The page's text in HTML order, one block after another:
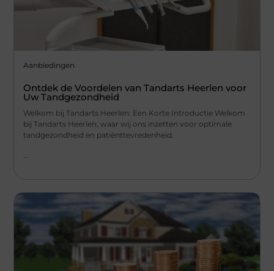
Aanbiedingen
Ontdek de Voordelen van Tandarts Heerlen voor
Uw Tandgezondheid
Welkom bij Tandarts Heerlen: Een Korte Introductie Welkom
bij Tandarts Heerlen, waar wij ons inzetten voor optimale
tandgezondheid en patiënttevredenheid.